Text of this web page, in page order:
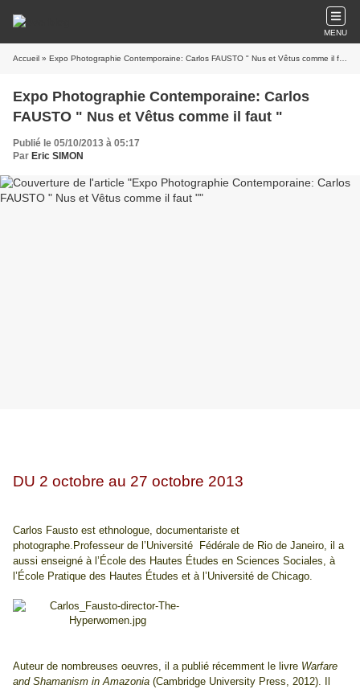
MENU
Accueil » Expo Photographie Contemporaine: Carlos FAUSTO " Nus et Vêtus comme il faut "
Expo Photographie Contemporaine: Carlos
FAUSTO " Nus et Vêtus comme il faut "
Publié le 05/10/2013 à 05:17
Par Eric SIMON
DU 2 octobre au 27 octobre 2013
Carlos Fausto est ethnologue, documentariste et
photographe.Professeur de l’Université Fédérale de Rio de Janeiro, il a
aussi enseigné à l’École des Hautes Études en Sciences Sociales, à
l’École Pratique des Hautes Études et à l’Université de Chicago.
Auteur de nombreuses oeuvres, il a publié récemment le livre Warfare
and Shamanism in Amazonia (Cambridge University Press, 2012). Il